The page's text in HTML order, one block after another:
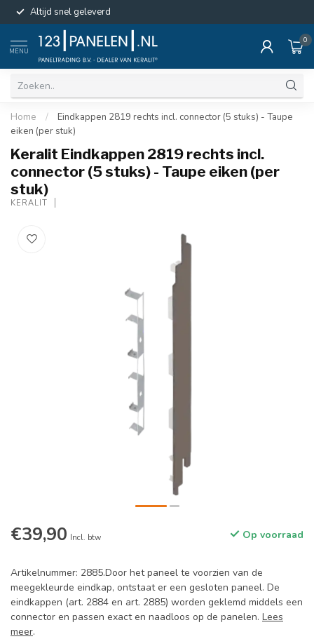
Altijd snel geleverd
MENU
0
Home /
Eindkappen 2819 rechts incl. connector (5 stuks) - Taupe
eiken (per stuk)
Keralit Eindkappen 2819 rechts incl.
connector (5 stuks) - Taupe eiken (per
stuk)
KERALIT
€39,90 Incl. btw Op voorraad
Artikelnummer: 2885.Door het paneel te voorzien van de
meegekleurde eindkap, ontstaat er een gesloten paneel. De
eindkappen (art. 2884 en art. 2885) worden geklemd middels een
connector en passen exact en naadloos op de panelen. Lees
meer.